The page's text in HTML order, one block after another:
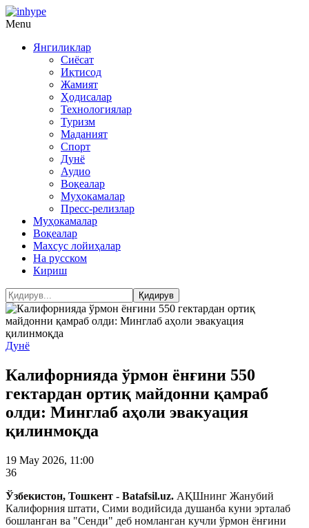
Menu
Янгиликлар
Сиёсат
Иқтисод
Жамият
Ҳодисалар
Технологиялар
Туризм
Маданият
Спорт
Дунё
Аудио
Воқеалар
Муҳокамалар
Пресс-релизлар
Муҳокамалар
Воқеалар
Махсус лойиҳалар
На русском
Кириш
Дунё
Калифорнияда ўрмон ёнғини 550
гектардан ортиқ майдонни қамраб
олди: Минглаб аҳоли эвакуация
қилинмоқда
19 May 2026, 11:00
36
Ўзбекистон, Тошкент - Batafsil.uz. АҚШнинг Жанубий
Калифорния штати, Сими водийсида душанба куни эрталаб
бошланган ва "Сенди" деб номланган кучли ўрмон ёнғини